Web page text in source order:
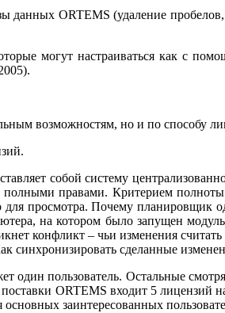
данных ORTEMS (удаление
могут настраиваться как с
возможностям, но и по способу
собой систему
правами. Критерием
просмотра. Почему планировщик
на котором было запущен
конфликт – чьи изменения
синхронизировать сделанные
один пользователь. Остальные
ORTEMS входит 5
заинтересованных